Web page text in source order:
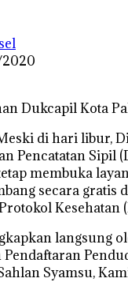
Dukcapil Kota
di hari libur,
Pencatatan Sipil
membuka
secara gratis
Kesehatan
langsung
Pendaftaran
Syamsu,